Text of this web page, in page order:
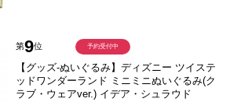
第9位
【グッズ-ぬいぐるみ】ディズニー ツイステ
ッドワンダーランド ミニミニぬいぐるみ(ク
ラブ・ウェアver.) イデア・シュラウド
予約受付中